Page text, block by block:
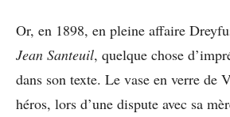
Or, en 1898, en pleine affaire
Jean Santeuil, quelque chose
dans son texte. Le vase en verre de
héros, lors d’une dispute avec sa